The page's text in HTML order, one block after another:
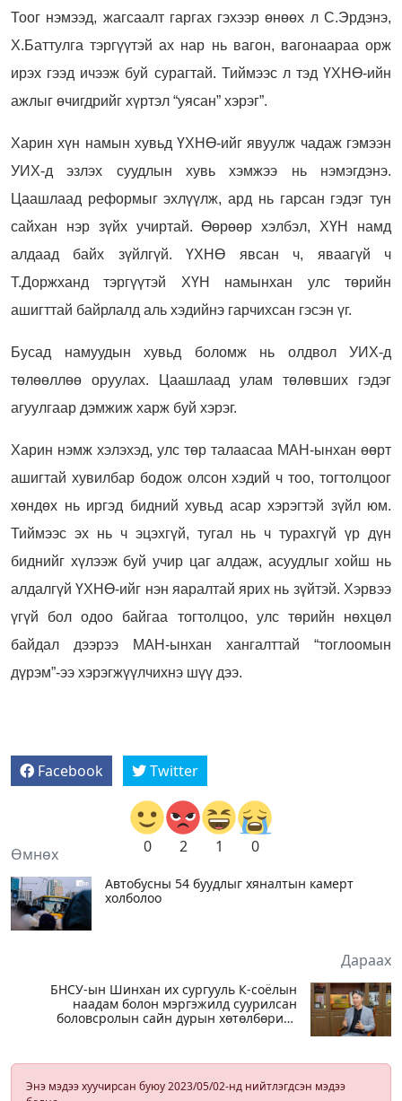
Тоог нэмээд, жагсаалт гаргах гэхээр өнөөх л С.Эрдэнэ,
Х.Баттулга тэргүүтэй ах нар нь вагон, вагонаараа орж
ирэх гээд ичээж буй сурагтай. Тиймээс л тэд ҮХНӨ-ийн
ажлыг өчигдрийг хүртэл “уясан” хэрэг”.
Харин хүн намын хувьд ҮХНӨ-ийг явуулж чадаж гэмээн
УИХ-д эзлэх суудлын хувь хэмжээ нь нэмэгдэнэ.
Цаашлаад реформыг эхлүүлж, ард нь гарсан гэдэг тун
сайхан нэр зүйх учиртай. Өөрөөр хэлбэл, ХҮН намд
алдаад байх зүйлгүй. ҮХНӨ явсан ч, яваагүй ч
Т.Доржханд тэргүүтэй ХҮН намынхан улс төрийн
ашигттай байрлалд аль хэдийнэ гарчихсан гэсэн үг.
Бусад намуудын хувьд боломж нь олдвол УИХ-д
төлөөллөө оруулах. Цаашлаад улам төлөвших гэдэг
агуулгаар дэмжиж харж буй хэрэг.
Харин нэмж хэлэхэд, улс төр талаасаа МАН-ынхан өөрт
ашигтай хувилбар бодож олсон хэдий ч тоо, тогтолцоог
хөндөх нь иргэд бидний хувьд асар хэрэгтэй зүйл юм.
Тиймээс эх нь ч эцэхгүй, тугал нь ч турахгүй үр дүн
биднийг хүлээж буй учир цаг алдаж, асуудлыг хойш нь
алдалгүй ҮХНӨ-ийг нэн яаралтай ярих нь зүйтэй. Хэрвээ
үгүй бол одоо байгаа тогтолцоо, улс төрийн нөхцөл
байдал дээрээ МАН-ынхан хангалттай “тоглоомын
дүрэм”-ээ хэрэгжүүлчихнэ шүү дээ.
Facebook Twitter
0 2 1 0
Өмнөх
Автобусны 54 буудлыг хяналтын камерт
холболоо
Дараах
БНСУ-ын Шинхан их сургууль К-соёлын
наадам болон мэргэжилд суурилсан
боловсролын сайн дурын хөтөлбөрийг
Энэ мэдээ хуучирсан буюу 2023/05/02-нд нийтлэгдсэн мэдээ